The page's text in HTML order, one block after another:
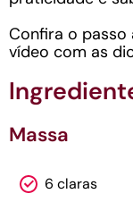
Confira o passo
vídeo com as
Massa
6 claras